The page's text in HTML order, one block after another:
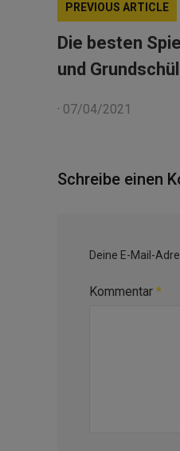
PREVIOUS ARTICLE
Die besten
und
· 07/04/2021
Schreibe einen
Deine E-Mail-
Kommentar *